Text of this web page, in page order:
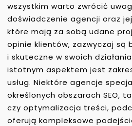
wszystkim warto zwrócić
doświadczenie agencji oraz
które mają za sobą udane
opinie klientów, zazwyczaj są
i skuteczne w swoich
istotnym aspektem jest
usług. Niektóre agencje
określonych obszarach SEO,
czy optymalizacja treści,
oferują kompleksowe